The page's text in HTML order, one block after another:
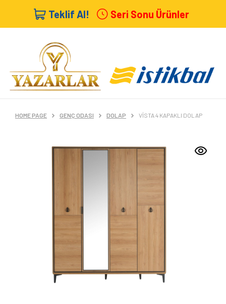
Teklif Al! Seri Sonu Ürünler
HOME PAGE GENÇ ODASI DOLAP VISTA 4 KAPAKLI DOLAP